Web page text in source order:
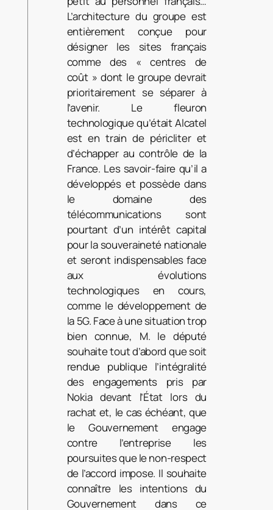
L’architecture du groupe est
entièrement conçue pour
désigner les sites français
comme des « centres de
coût » dont le groupe devrait
prioritairement se séparer à
l’avenir. Le fleuron
technologique qu’était Alcatel
est en train de péricliter et
d’échapper au contrôle de la
France. Les savoir-faire qu’il a
développés et possède dans
le domaine des
télécommunications sont
pourtant d’un intérêt capital
pour la souveraineté nationale
et seront indispensables face
aux évolutions
technologiques en cours,
comme le développement de
la 5G. Face à une situation trop
bien connue, M. le député
souhaite tout d’abord que soit
rendue publique l’intégralité
des engagements pris par
Nokia devant l’État lors du
rachat et, le cas échéant, que
le Gouvernement engage
contre l’entreprise les
poursuites que le non-respect
de l’accord impose. Il souhaite
connaître les intentions du
Gouvernement dans ce